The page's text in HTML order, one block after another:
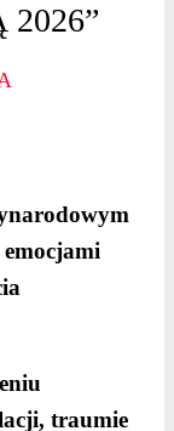
2026”
emocjami
traumie